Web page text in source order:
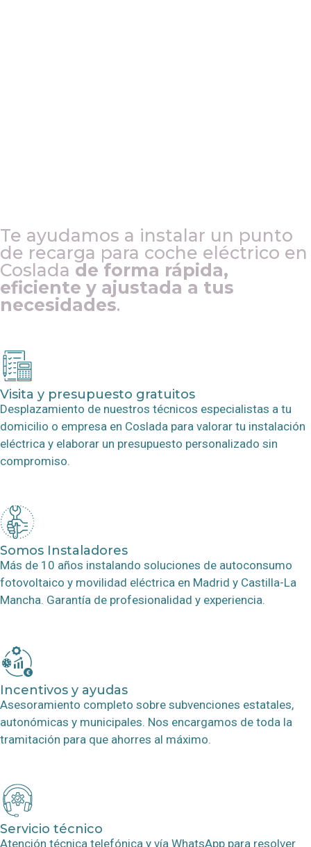
Te ayudamos a instalar un punto
de recarga para coche eléctrico en
Coslada de forma rápida,
eficiente y ajustada a tus
necesidades.
Visita y presupuesto gratuitos
Desplazamiento de nuestros técnicos especialistas a tu
domicilio o empresa en Coslada para valorar tu instalación
eléctrica y elaborar un presupuesto personalizado sin
compromiso.
Somos Instaladores
Más de 10 años instalando soluciones de autoconsumo
fotovoltaico y movilidad eléctrica en Madrid y Castilla-La
Mancha. Garantía de profesionalidad y experiencia.
Incentivos y ayudas
Asesoramiento completo sobre subvenciones estatales,
autonómicas y municipales. Nos encargamos de toda la
tramitación para que ahorres al máximo.
Servicio técnico
Atención técnica telefónica y vía WhatsApp para resolver